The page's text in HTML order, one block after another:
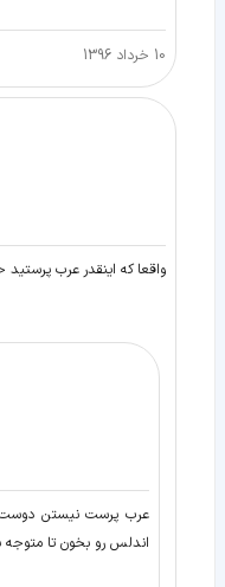
10 خرداد 1396
واقعا که اینقدر عرب پرستید
عرب پرست نیستن دوست
اندلس رو بخون تا